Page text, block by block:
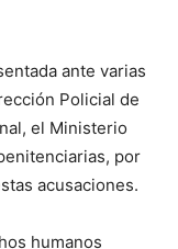
ante varias
Policial de
el Ministerio
por
acusaciones.
humanos